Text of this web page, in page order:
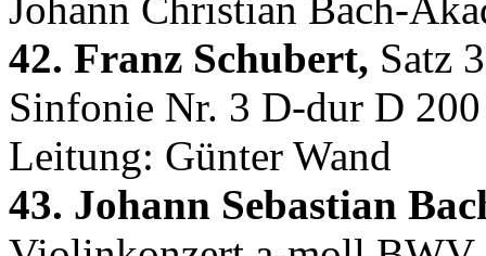
Johann Christian Bach-
42. Franz Schubert, Satz
Sinfonie Nr. 3 D-dur D
Leitung: Günter Wand
43. Johann Sebastian